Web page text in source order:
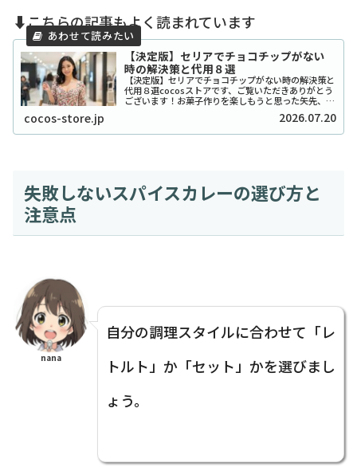
⬇️こちらの記事もよく読まれています
【決定版】セリアでチョコチップがない
時の解決策と代用８選
【決定版】セリアでチョコチップがない時の解決策と
代用８選cocosストアです、ご覧いただきありがとう
ございます！お菓子作りを楽しもうと思った矢先、セ
ませんか？実は私も、クッキーを焼こうとした日...
cocos-store.jp 2026.07.20
失敗しないスパイスカレーの選び方と
注意点
nana
自分の調理スタイルに合わせて「レ
トルト」か「セット」かを選びまし
ょう。